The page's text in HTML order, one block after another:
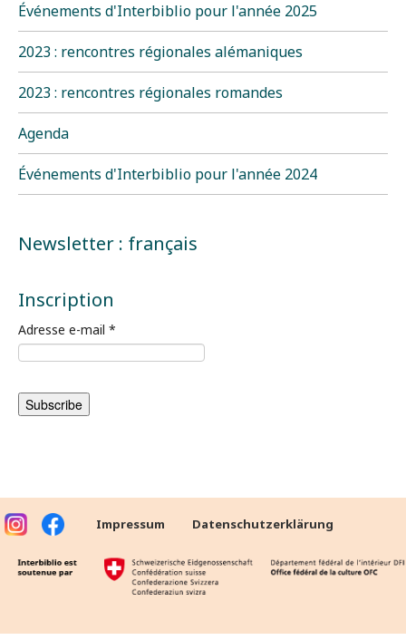
Événements d'Interbiblio pour l'année 2025
2023 : rencontres régionales alémaniques
2023 : rencontres régionales romandes
Agenda
Événements d'Interbiblio pour l'année 2024
Newsletter : français
Inscription
Adresse e-mail *
Impressum Datenschutzerklärung